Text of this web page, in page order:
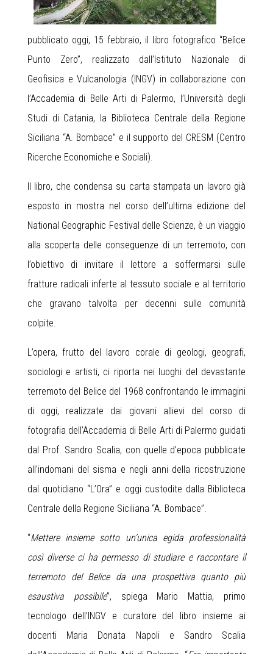
pubblicato oggi, 15 febbraio, il libro fotografico “Belìce
Punto Zero”, realizzato dall’Istituto Nazionale di
Geofisica e Vulcanologia (INGV) in collaborazione con
l’Accademia di Belle Arti di Palermo, l’Università degli
Studi di Catania, la Biblioteca Centrale della Regione
Siciliana “A. Bombace” e il supporto del CRESM (Centro
Ricerche Economiche e Sociali).
Il libro, che condensa su carta stampata un lavoro già
esposto in mostra nel corso dell’ultima edizione del
National Geographic Festival delle Scienze, è un viaggio
alla scoperta delle conseguenze di un terremoto, con
l’obiettivo di invitare il lettore a soffermarsi sulle
fratture radicali inferte al tessuto sociale e al territorio
che gravano talvolta per decenni sulle comunità
colpite.
L’opera, frutto del lavoro corale di geologi, geografi,
sociologi e artisti, ci riporta nei luoghi del devastante
terremoto del Belice del 1968 confrontando le immagini
di oggi, realizzate dai giovani allievi del corso di
fotografia dell’Accademia di Belle Arti di Palermo guidati
dal Prof. Sandro Scalia, con quelle d’epoca pubblicate
all’indomani del sisma e negli anni della ricostruzione
dal quotidiano “L’Ora” e oggi custodite dalla Biblioteca
Centrale della Regione Siciliana “A. Bombace”.
“Mettere insieme sotto un’unica egida professionalità
così diverse ci ha permesso di studiare e raccontare il
terremoto del Belice da una prospettiva quanto più
esaustiva possibile”, spiega Mario Mattia, primo
tecnologo dell’INGV e curatore del libro insieme ai
docenti Maria Donata Napoli e Sandro Scalia